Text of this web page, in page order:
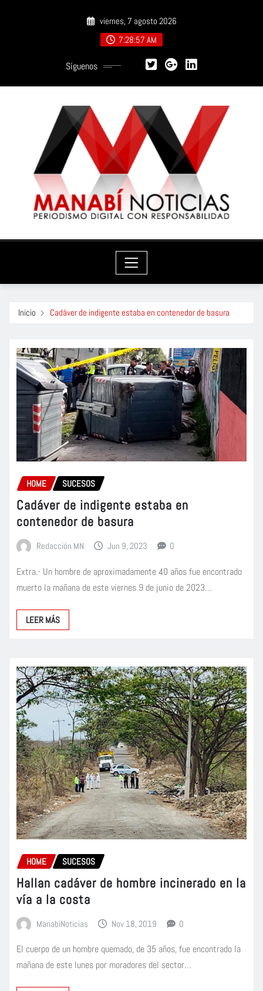
viernes, 7 agosto 2026
7:28:59 AM
Síguenos
Inicio Cadáver de indigente estaba en contenedor de basura
HOME SUCESOS
Cadáver de indigente estaba en
contenedor de basura
Redacción MN Jun 9, 2023 0
Extra.- Un hombre de aproximadamente 40 años fue encontrado
muerto la mañana de este viernes 9 de junio de 2023…
LEER MÁS
HOME SUCESOS
Hallan cadáver de hombre incinerado en la
vía a la costa
ManabiNoticias Nov 18, 2019 0
El cuerpo de un hombre quemado, de 35 años, fue encontrado la
mañana de este lunes por moradores del sector…